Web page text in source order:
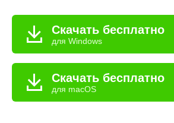
Скачать бесплатно
для Windows
Скачать бесплатно
для macOS